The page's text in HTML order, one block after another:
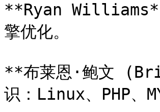
**Ryan Williams**
擎优化。
**布莱恩·鲍文
识：Linux、PHP、